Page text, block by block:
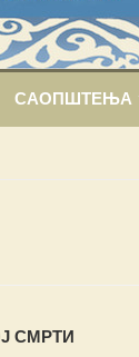
САОПШТЕЊА
СМРТИ